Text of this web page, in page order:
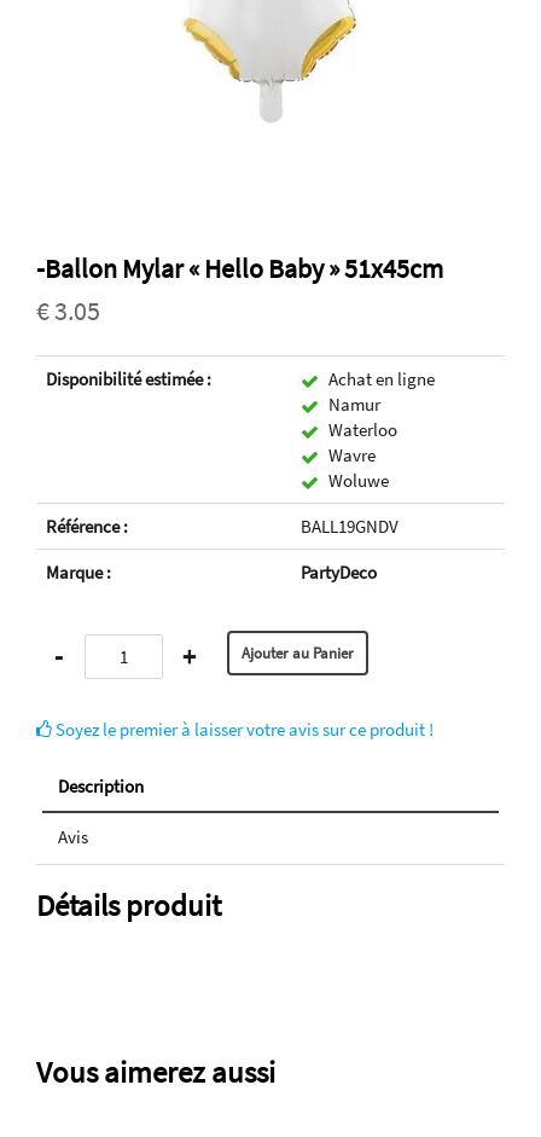
-Ballon Mylar « Hello Baby » 51x45cm
€ 3.05
Disponibilité estimée :
Achat en ligne
Namur
Waterloo
Wavre
Woluwe
Référence :
BALL19GNDV
Marque :
PartyDeco
- +
Soyez le premier à laisser votre avis sur ce produit !
Description
Avis
Détails produit
Vous aimerez aussi